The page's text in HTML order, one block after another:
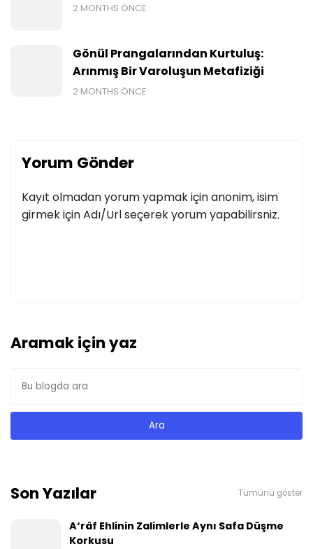
2 MONTHS ÖNCE
Gönül Prangalarından Kurtuluş:
Arınmış Bir Varoluşun Metafiziği
2 MONTHS ÖNCE
Yorum Gönder
Kayıt olmadan yorum yapmak için anonim, isim
girmek için Adı/Url seçerek yorum yapabilirsniz.
Aramak için yaz
Son Yazılar Tümünü göster
A‘râf Ehlinin Zalimlerle Aynı Safa Düşme
Korkusu